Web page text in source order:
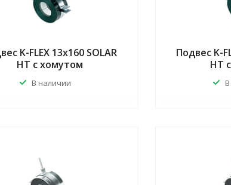
K-FLEX 13x160 SOLAR
HT с хомутом
В наличии
Подвес K-
HT